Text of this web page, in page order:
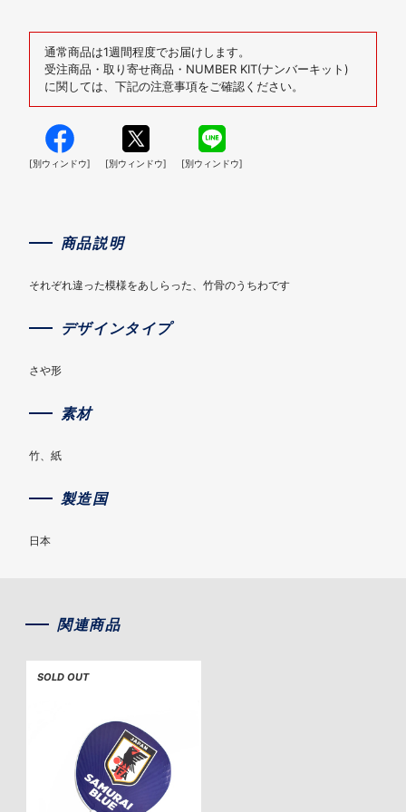
通常商品は1週間程度でお届けします。
受注商品・取り寄せ商品・NUMBER KIT(ナンバーキット)
に関しては、下記の注意事項をご確認ください。
[別ウィンドウ] [別ウィンドウ] [別ウィンドウ]
商品説明
それぞれ違った模様をあしらった、竹骨のうちわです
デザインタイプ
さや形
素材
竹、紙
製造国
日本
関連商品
SOLD OUT